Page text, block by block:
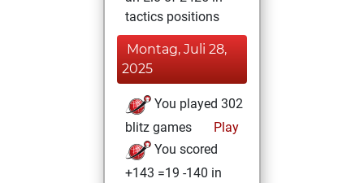
tactics positions
Montag, Juli 28,
2025
You played 302
blitz games
Play
You scored
+143 =19 -140 in